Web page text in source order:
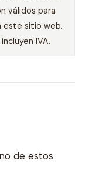
válidos para
este sitio web.
IVA.
de estos